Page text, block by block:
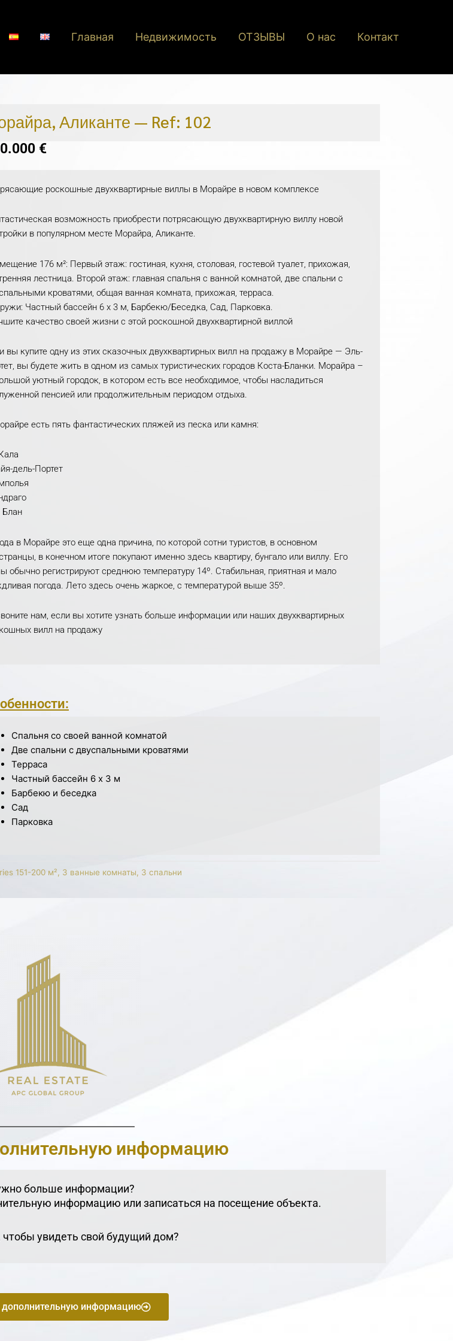
Главная Недвижимость ОТЗЫВЫ О нас Контакт
Аликанте — Ref: 102
€
роскошные двухквартирные виллы в Морайре в новом комплексе
возможность приобрести потрясающую двухквартирную виллу новой
в популярном месте Морайра, Аликанте.
176 м²: Первый этаж: гостиная, кухня, столовая, гостевой туалет, прихожая,
лестница. Второй этаж: главная спальня с ванной комнатой, две спальни с
кроватями, общая ванная комната, прихожая, терраса.
Частный бассейн 6 х 3 м, Барбекю/Беседка, Сад, Парковка.
качество своей жизни с этой роскошной двухквартирной виллой
вы купите одну из этих сказочных двухквартирных вилл на продажу в Морайре — Эль-
вы будете жить в одном из самых туристических городов Коста-Бланки. Морайра –
уютный городок, в котором есть все необходимое, чтобы насладиться
пенсией или продолжительным периодом отдыха.
есть пять фантастических пляжей из песка или камня:
дель-Портет
Блан
в Морайре это еще одна причина, по которой сотни туристов, в основном
в конечном итоге покупают именно здесь квартиру, бунгало или виллу. Его
обычно регистрируют среднюю температуру 14º. Стабильная, приятная и мало
погода. Лето здесь очень жаркое, с температурой выше 35º.
нам, если вы хотите узнать больше информации или наших двухквартирных
вилл на продажу
Спальня со своей ванной комнатой
Две спальни с двуспальными кроватями
Терраса
Частный бассейн 6 х 3 м
Барбекю и беседка
Сад
Парковка
151-200 м², 3 ванные комнаты, 3 спальни
информацию
больше информации?
информацию или записаться на посещение объекта.
увидеть свой будущий дом?
дополнительную информацию